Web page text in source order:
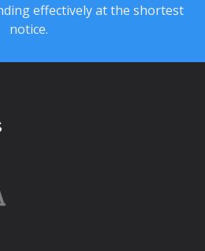
effectively at the shortest
notice.